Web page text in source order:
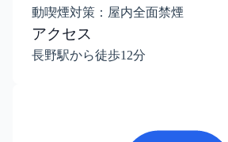
動喫煙対策：屋内全面禁煙
アクセス
長野駅から徒歩12分